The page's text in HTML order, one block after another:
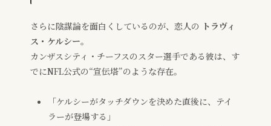
さらに陰謀論を面白くしているのが、恋人の トラヴィ
ス・ケルシー。
カンザスシティ・チーフスのスター選手である彼は、す
でにNFL公式の“宣伝塔”のような存在。
「ケルシーがタッチダウンを決めた直後に、テイ
ラーが登場する」